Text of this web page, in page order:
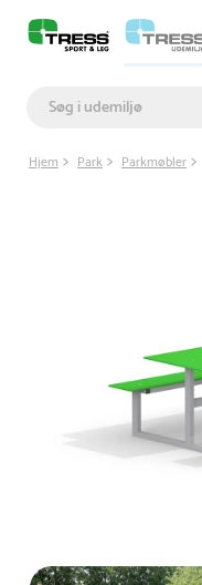
Hjem Park Parkmøbler